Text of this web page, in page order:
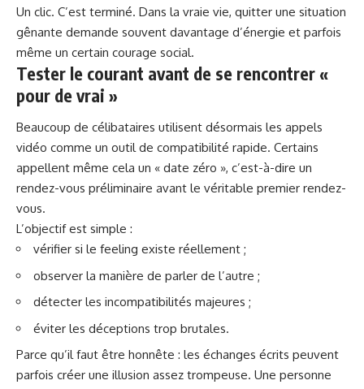
Un clic. C’est terminé. Dans la vraie vie, quitter une situation
gênante demande souvent davantage d’énergie et parfois
même un certain courage social.
Tester le courant avant de se rencontrer «
pour de vrai »
Beaucoup de célibataires utilisent désormais les appels
vidéo comme un outil de compatibilité rapide. Certains
appellent même cela un « date zéro », c’est-à-dire un
rendez-vous préliminaire avant le véritable premier rendez-
vous.
L’objectif est simple :
vérifier si le feeling existe réellement ;
observer la manière de parler de l’autre ;
détecter les incompatibilités majeures ;
éviter les déceptions trop brutales.
Parce qu’il faut être honnête : les échanges écrits peuvent
parfois créer une illusion assez trompeuse. Une personne